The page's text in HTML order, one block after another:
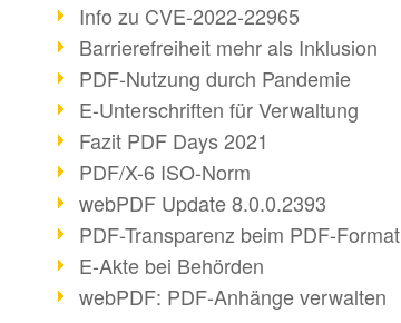
Info zu CVE-2022-22965
Barrierefreiheit mehr als Inklusion
PDF-Nutzung durch Pandemie
E-Unterschriften für Verwaltung
Fazit PDF Days 2021
PDF/X-6 ISO-Norm
webPDF Update 8.0.0.2393
PDF-Transparenz beim PDF-Format
E-Akte bei Behörden
webPDF: PDF-Anhänge verwalten